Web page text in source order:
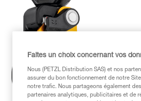
Faites un choix concernant vos
Nous (PETZL Distribution SAS) et nos
assurer du bon fonctionnement de notre
notre trafic. Nous partageons également
partenaires analytiques, publicitaires et de